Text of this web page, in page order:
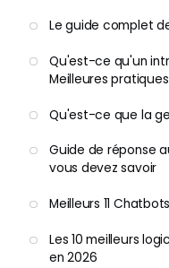
Le guide complet
Qu'est-ce qu'un
Meilleures pratiques
Qu'est-ce que la
Guide de réponse
vous devez savoir
Meilleurs 11
Les 10 meilleurs
en 2026